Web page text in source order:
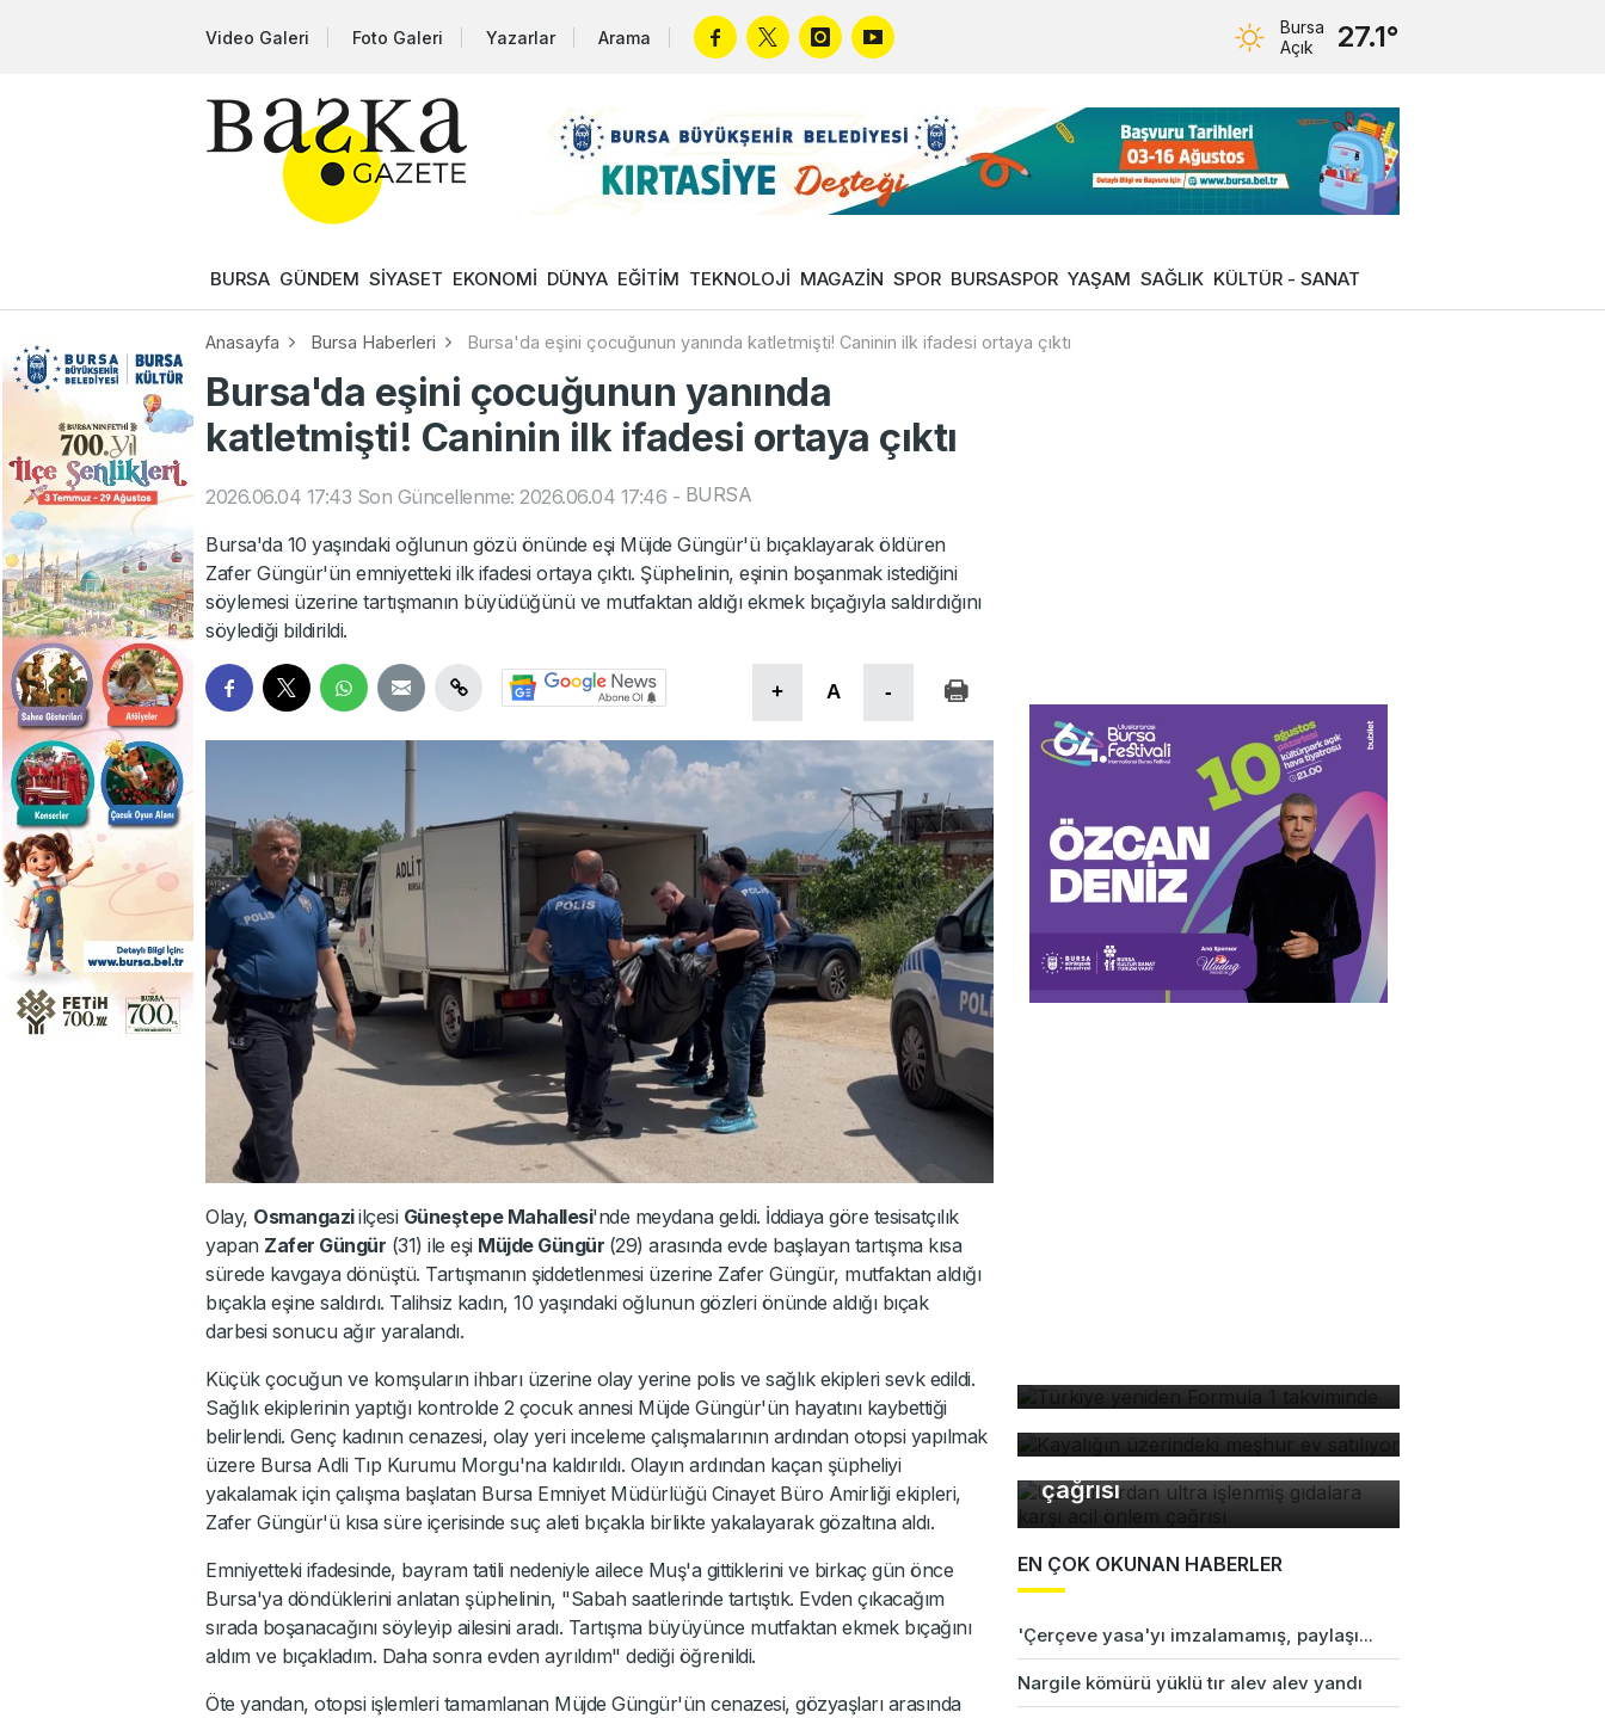
Video Galeri Foto Galeri Yazarlar Arama
Bursa
Açık
27.1°
BURSA GÜNDEM SİYASET EKONOMİ DÜNYA EĞİTİM TEKNOLOJİ MAGAZİN SPOR BURSASPOR YAŞAM SAĞLIK KÜLTÜR - SANAT
Anasayfa Bursa Haberleri Bursa'da eşini çocuğunun yanında katletmişti! Caninin ilk ifadesi ortaya çıktı
Bursa'da eşini çocuğunun yanında
katletmişti! Caninin ilk ifadesi ortaya çıktı
2026.06.04 17:43 Son Güncellenme: 2026.06.04 17:46 - BURSA
Bursa'da 10 yaşındaki oğlunun gözü önünde eşi Müjde Güngür'ü bıçaklayarak öldüren
Zafer Güngür'ün emniyetteki ilk ifadesi ortaya çıktı. Şüphelinin, eşinin boşanmak istediğini
söylemesi üzerine tartışmanın büyüdüğünü ve mutfaktan aldığı ekmek bıçağıyla saldırdığını
söylediği bildirildi.
+ A -
Olay, Osmangaziilçesi Güneştepe Mahallesi'nde meydana geldi. İddiaya göre tesisatçılık
yapan Zafer Güngür (31) ile eşi Müjde Güngür (29) arasında evde başlayan tartışma kısa
sürede kavgaya dönüştü. Tartışmanın şiddetlenmesi üzerine Zafer Güngür, mutfaktan aldığı
bıçakla eşine saldırdı. Talihsiz kadın, 10 yaşındaki oğlunun gözleri önünde aldığı bıçak
darbesi sonucu ağır yaralandı.
Küçük çocuğun ve komşuların ihbarı üzerine olay yerine polis ve sağlık ekipleri sevk edildi.
Sağlık ekiplerinin yaptığı kontrolde 2 çocuk annesi Müjde Güngür'ün hayatını kaybettiği
belirlendi. Genç kadının cenazesi, olay yeri inceleme çalışmalarının ardından otopsi yapılmak
üzere Bursa Adli Tıp Kurumu Morgu'na kaldırıldı. Olayın ardından kaçan şüpheliyi
yakalamak için çalışma başlatan Bursa Emniyet Müdürlüğü Cinayet Büro Amirliği ekipleri,
Zafer Güngür'ü kısa süre içerisinde suç aleti bıçakla birlikte yakalayarak gözaltına aldı.
Emniyetteki ifadesinde, bayram tatili nedeniyle ailece Muş'a gittiklerini ve birkaç gün önce
Bursa'ya döndüklerini anlatan şüphelinin, "Sabah saatlerinde tartıştık. Evden çıkacağım
sırada boşanacağını söyleyip ailesini aradı. Tartışma büyüyünce mutfaktan ekmek bıçağını
aldım ve bıçakladım. Daha sonra evden ayrıldım" dediği öğrenildi.
Öte yandan, otopsi işlemleri tamamlanan Müjde Güngür'ün cenazesi, gözyaşları arasında
Kayalığın üzerindeki meşhur
ev satılıyor
Uzmanlardan ultra işlenmiş
gıdalara karşı acil önlem
çağrısı
EN ÇOK OKUNAN HABERLER
'Çerçeve yasa'yı imzalamamış, paylaşı...
Nargile kömürü yüklü tır alev alev yandı